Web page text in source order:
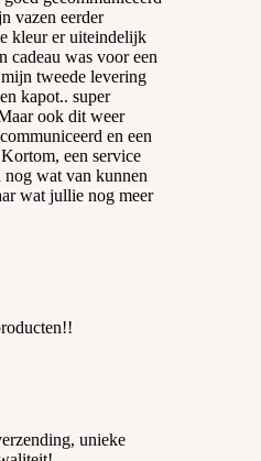
vazen eerder
kleur er uiteindelijk
cadeau was voor een
tweede levering
kapot.. super
ook dit weer
en een
een service
wat van kunnen
wat jullie nog meer
unieke